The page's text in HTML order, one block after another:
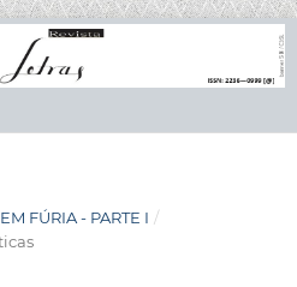
FÚRIA - PARTE I /